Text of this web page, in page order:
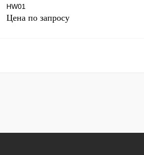
HW01
Цена по запросу
Запросить цену